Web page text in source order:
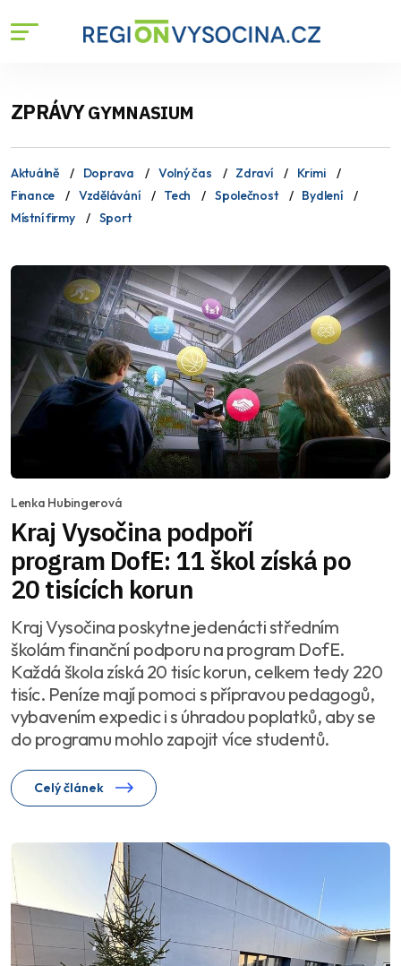
ZPRÁVYGYMNASIUM
Aktuálně Doprava Volný čas Zdraví
Krimi
Finance
Vzdělávání Tech Společnost
Bydlení
Místní firmy
Sport
Lenka Hubingerová
Kraj Vysočina podpoří
program DofE: 11 škol získá po
20 tisících korun
Kraj Vysočina poskytne jedenácti středním
školám finanční podporu na program DofE.
Každá škola získá 20 tisíc korun, celkem tedy 220
tisíc. Peníze mají pomoci s přípravou pedagogů,
vybavením expedic i s úhradou poplatků, aby se
do programu mohlo zapojit více studentů.
Celý článek